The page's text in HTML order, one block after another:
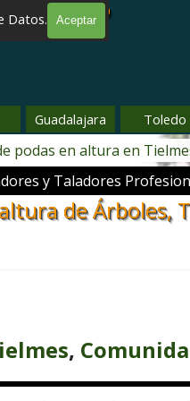
Datos. Aceptar
EN MADRID
menú▼
Guadalajara ▼
Toledo
podas en altura en
y Taladores
de Árboles,
,